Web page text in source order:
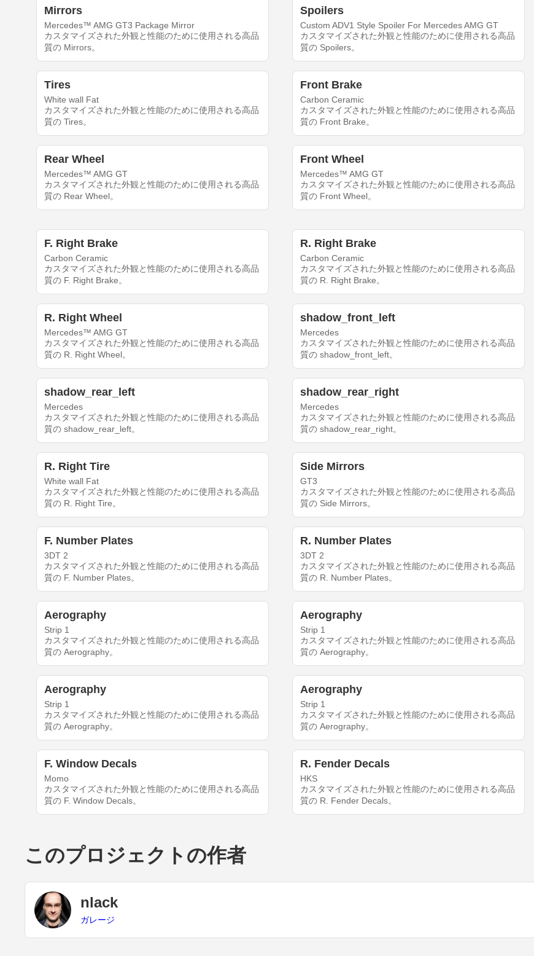
Mirrors
Mercedes™ AMG GT3 Package Mirror
カスタマイズされた外観と性能のために使用される高品
質の Mirrors。
Spoilers
Custom ADV1 Style Spoiler For Mercedes AMG GT
カスタマイズされた外観と性能のために使用される高品
質の Spoilers。
Tires
White wall Fat
カスタマイズされた外観と性能のために使用される高品
質の Tires。
Front Brake
Carbon Ceramic
カスタマイズされた外観と性能のために使用される高品
質の Front Brake。
Rear Wheel
Mercedes™ AMG GT
カスタマイズされた外観と性能のために使用される高品
質の Rear Wheel。
Front Wheel
Mercedes™ AMG GT
カスタマイズされた外観と性能のために使用される高品
質の Front Wheel。
F. Right Brake
Carbon Ceramic
カスタマイズされた外観と性能のために使用される高品
質の F. Right Brake。
R. Right Brake
Carbon Ceramic
カスタマイズされた外観と性能のために使用される高品
質の R. Right Brake。
R. Right Wheel
Mercedes™ AMG GT
カスタマイズされた外観と性能のために使用される高品
質の R. Right Wheel。
shadow_front_left
Mercedes
カスタマイズされた外観と性能のために使用される高品
質の shadow_front_left。
shadow_rear_left
Mercedes
カスタマイズされた外観と性能のために使用される高品
質の shadow_rear_left。
shadow_rear_right
Mercedes
カスタマイズされた外観と性能のために使用される高品
質の shadow_rear_right。
R. Right Tire
White wall Fat
カスタマイズされた外観と性能のために使用される高品
質の R. Right Tire。
Side Mirrors
GT3
カスタマイズされた外観と性能のために使用される高品
質の Side Mirrors。
F. Number Plates
3DT 2
カスタマイズされた外観と性能のために使用される高品
質の F. Number Plates。
R. Number Plates
3DT 2
カスタマイズされた外観と性能のために使用される高品
質の R. Number Plates。
Aerography
Strip 1
カスタマイズされた外観と性能のために使用される高品
質の Aerography。
Aerography
Strip 1
カスタマイズされた外観と性能のために使用される高品
質の Aerography。
Aerography
Strip 1
カスタマイズされた外観と性能のために使用される高品
質の Aerography。
Aerography
Strip 1
カスタマイズされた外観と性能のために使用される高品
質の Aerography。
F. Window Decals
Momo
カスタマイズされた外観と性能のために使用される高品
質の F. Window Decals。
R. Fender Decals
HKS
カスタマイズされた外観と性能のために使用される高品
質の R. Fender Decals。
このプロジェクトの作者
nlack
ガレージ